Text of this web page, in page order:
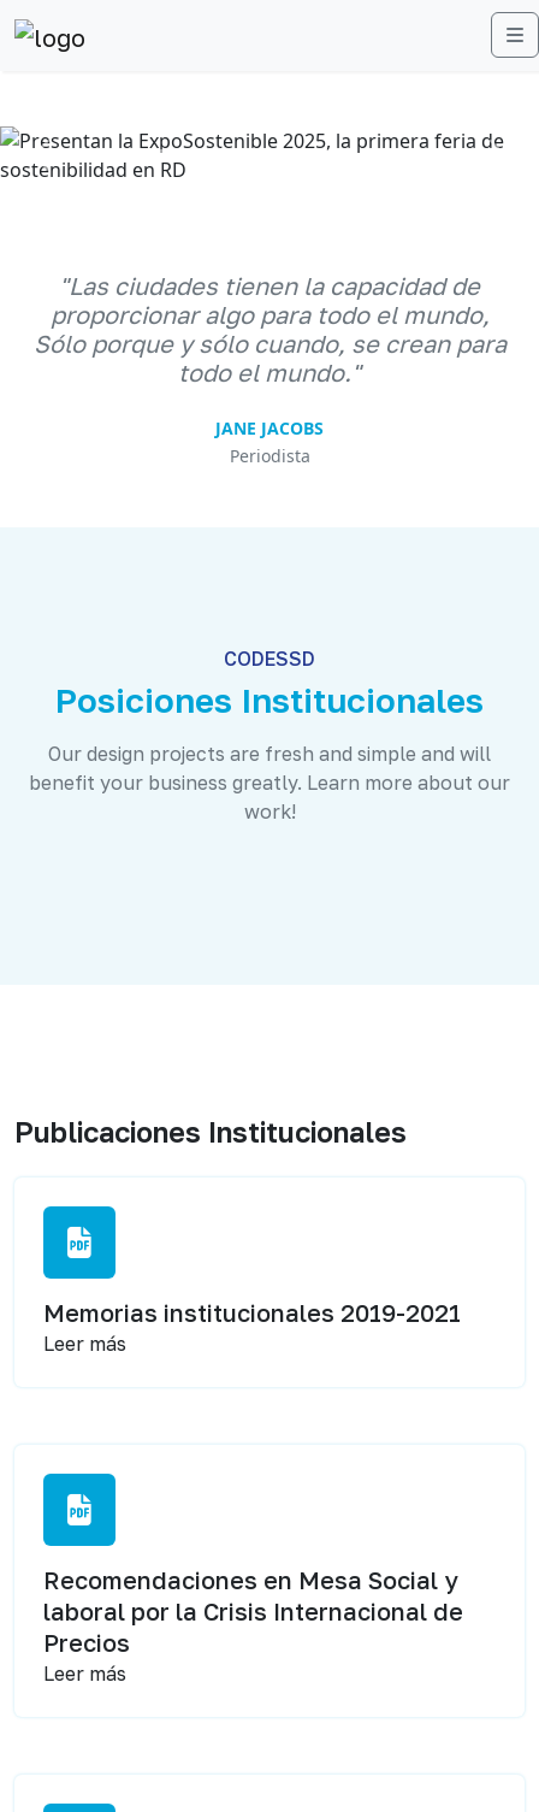
Anterior
"Las ciudades tienen la capacidad de
proporcionar algo para todo el mundo,
Sólo porque y sólo cuando, se crean para
todo el mundo."
JANE JACOBS
Periodista
CODESSD
Posiciones Institucionales
Our design projects are fresh and simple and will
benefit your business greatly. Learn more about our
work!
Publicaciones Institucionales
Memorias institucionales 2019-2021
Leer más
Recomendaciones en Mesa Social y
laboral por la Crisis Internacional de
Precios
Leer más